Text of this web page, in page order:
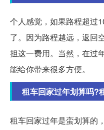
个人感觉，如果路程超过
了。因为路程越远，返回
担这一费用。当然，在过
能给你带来很多方便。
租车回家过年划算吗?
租车回家过年是蛮划算的